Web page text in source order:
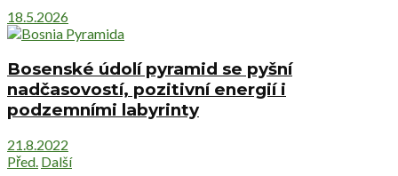
18.5.2026
Bosenské údolí pyramid se pyšní
nadčasovostí, pozitivní energií i
podzemními labyrinty
21.8.2022
Před. Další